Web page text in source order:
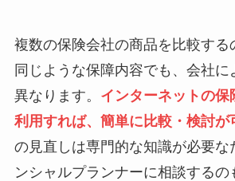
複数の保険会社の商品を比較する
同じような保障内容でも、会社
異なります。 インターネットの保
利用すれば、簡単に比較・検討が
の見直しは専門的な知識が必要な
ンシャルプランナーに相談するの